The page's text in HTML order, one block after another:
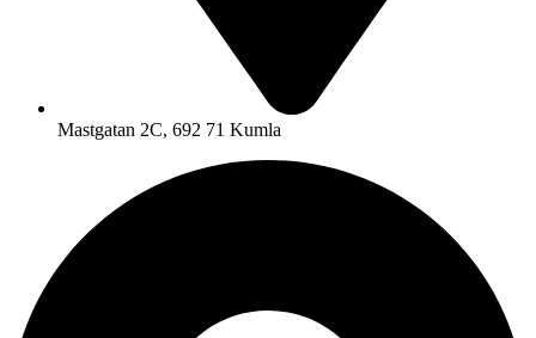
Mastgatan 2C, 692 71 Kumla